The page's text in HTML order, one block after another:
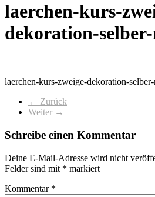
laerchen-kurs-
dekoration-
laerchen-kurs-zweige-dekoration-
← Zurück
Weiter →
Schreibe einen Kommentar
Deine E-Mail-Adresse wird nicht
Felder sind mit * markiert
Kommentar *